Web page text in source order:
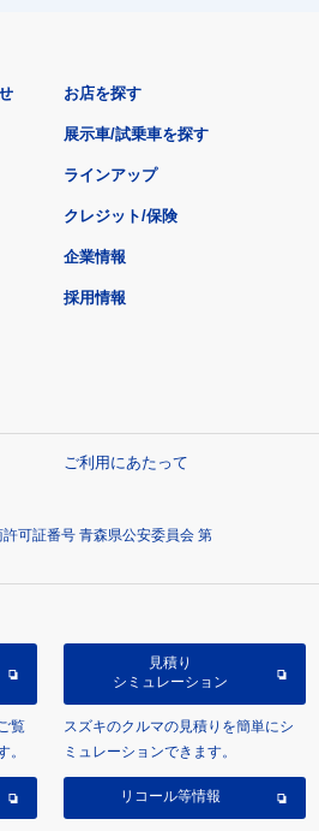
お店を探す
展示車/試乗車を探す
ラインアップ
クレジット/保険
企業情報
採用情報
ご利用にあたって
可証番号 青森県公安委員会 第
覧
。
見積り
シミュレーション
スズキのクルマの見積りを簡単にシ
ミュレーションできます。
リコール等情報